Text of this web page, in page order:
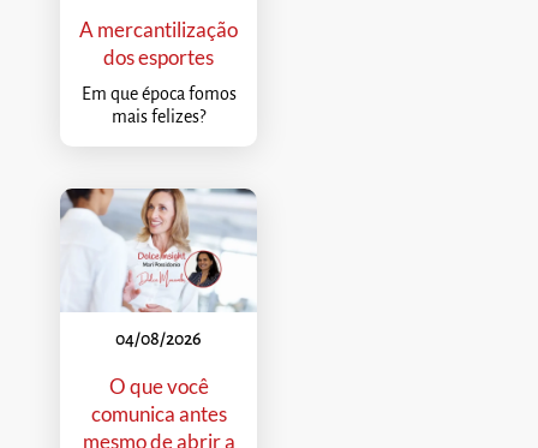
A mercantilização
dos esportes
Em que época fomos
mais felizes?
04/08/2026
O que você
comunica antes
mesmo de abrir a